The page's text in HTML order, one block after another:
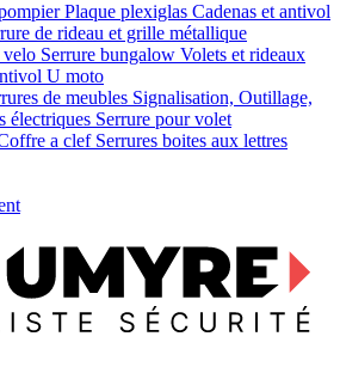
Plaque plexiglas Cadenas et antivol
de rideau et grille métallique
Serrure bungalow Volets et rideaux
U moto
de meubles Signalisation, Outillage,
électriques Serrure pour volet
a clef Serrures boites aux lettres